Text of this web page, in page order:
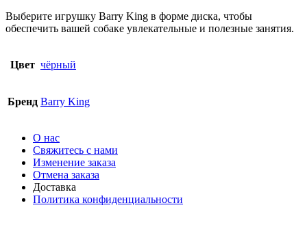
Выберите игрушку Barry King в форме диска, чтобы
обеспечить вашей собаке увлекательные и полезные занятия.
Цвет чёрный
Бренд Barry King
О нас
Свяжитесь с нами
Изменение заказа
Отмена заказа
Доставка
Политика конфиденциальности